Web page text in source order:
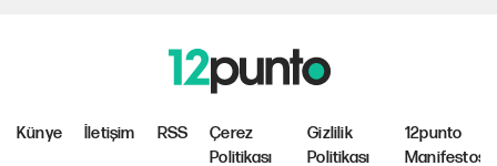
Künye İletişim RSS
Çerez
Politikası
Gizlilik
Politikası
12punto
Manifestosu